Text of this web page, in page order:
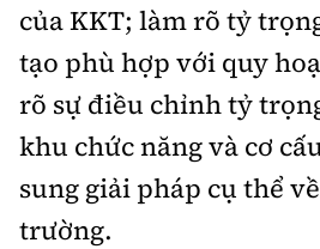
của KKT; làm rõ tỷ
tạo phù hợp với quy
rõ sự điều chỉnh tỷ
khu chức năng và cơ
sung giải pháp cụ thể
trường.